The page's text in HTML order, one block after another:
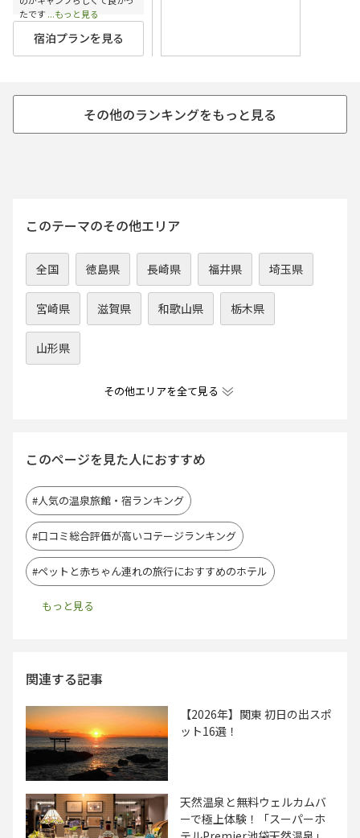
たです...もっと見る
宿泊プランを見る
このテーマのその他エリア
全国 徳島県 長崎県 福井県 埼玉県
宮崎県 滋賀県 和歌山県 栃木県
山形県
その他エリアを全て見る
このページを見た人におすすめ
#人気の温泉旅館・宿ランキング
#口コミ総合評価が高いコテージランキング
#ペットと赤ちゃん連れの旅行におすすめのホテル
関連する記事
【2026年】関東 初日の出スポ
ット16選！
天然温泉と無料ウェルカムバ
ーで極上体験！「スーパーホ